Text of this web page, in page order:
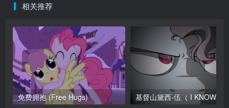
相关推荐
免费拥抱 (Free Hugs)